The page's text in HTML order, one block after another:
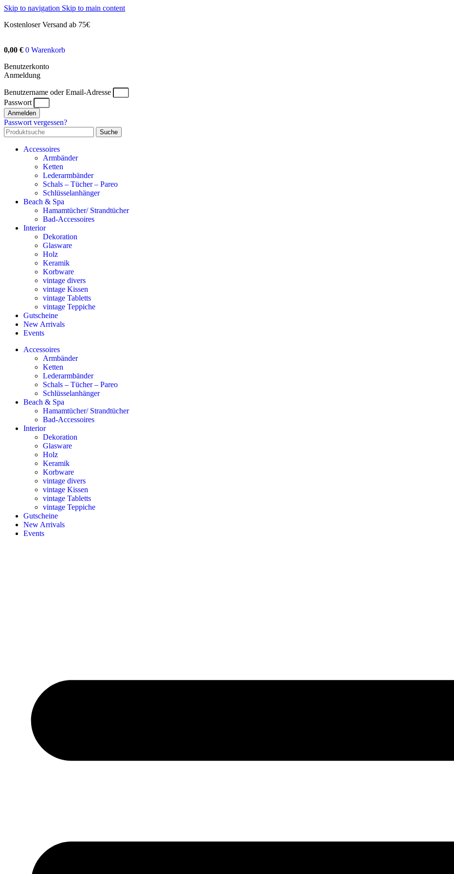
Skip to navigation Skip to main content
Kostenloser Versand ab 75€
0,00 € 0 Warenkorb
Benutzerkonto
Anmeldung
Benutzername oder Email-Adresse
Passwort
Anmelden
Passwort vergessen?
Suche
Accessoires
Armbänder
Ketten
Lederarmbänder
Schals – Tücher – Pareo
Schlüsselanhänger
Beach & Spa
Hamamtücher/ Strandtücher
Bad-Accessoires
Interior
Dekoration
Glasware
Holz
Keramik
Korbware
vintage divers
vintage Kissen
vintage Tabletts
vintage Teppiche
Gutscheine
New Arrivals
Events
Accessoires
Armbänder
Ketten
Lederarmbänder
Schals – Tücher – Pareo
Schlüsselanhänger
Beach & Spa
Hamamtücher/ Strandtücher
Bad-Accessoires
Interior
Dekoration
Glasware
Holz
Keramik
Korbware
vintage divers
vintage Kissen
vintage Tabletts
vintage Teppiche
Gutscheine
New Arrivals
Events